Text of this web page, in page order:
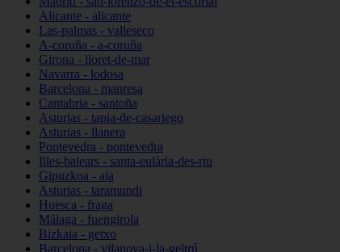
Alicante - alicante
Las-palmas - valleseco
A-coruña - a-coruña
Girona - lloret-de-mar
Navarra - lodosa
Barcelona - manresa
Cantabria - santoña
Asturias - tapia-de-casariego
Asturias - llanera
Pontevedra - pontevedra
Illes-balears - santa-eulària-des-riu
Gipuzkoa - aia
Asturias - taramundi
Huesca - fraga
Málaga - fuengirola
Bizkaia - getxo
Barcelona - vilanova-i-la-geltrú